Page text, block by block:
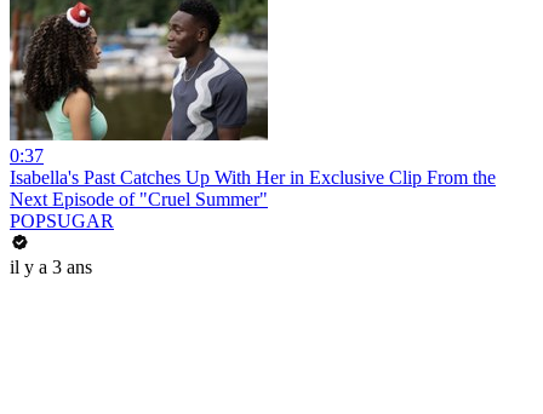
0:37
Isabella's Past Catches Up With Her in Exclusive Clip From the
Next Episode of "Cruel Summer"
POPSUGAR
il y a 3 ans